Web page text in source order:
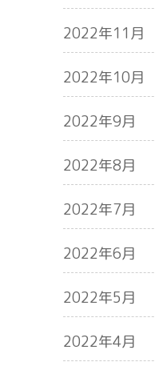
2022年11月
2022年10月
2022年9月
2022年8月
2022年7月
2022年6月
2022年5月
2022年4月